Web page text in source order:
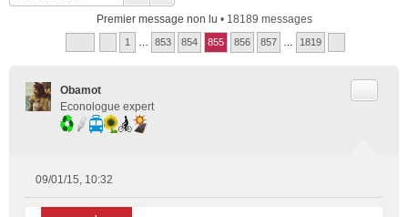
Premier message non lu • 18189 messages
1 853 854 855 856 857 1819
Obamot
Econologue expert
e
09/01/15, 10:32